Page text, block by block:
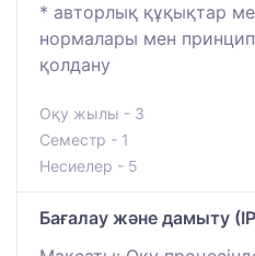
* авторлық құқықтар
нормалары мен
қолдану
Оқу жылы - 3
Семестр - 1
Несиелер - 5
Бағалау және дамыту